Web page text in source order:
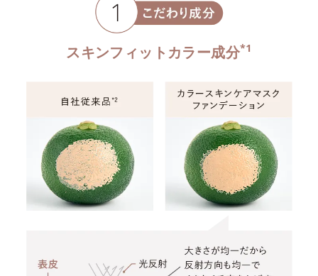
スキンフィットカラー成分*1